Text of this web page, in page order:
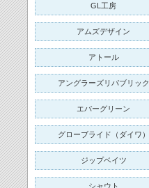
GL工房
アムズデザイン
アトール
アングラーズリパブリック
エバーグリーン
グローブライド（ダイワ）
ジップベイツ
シャウト